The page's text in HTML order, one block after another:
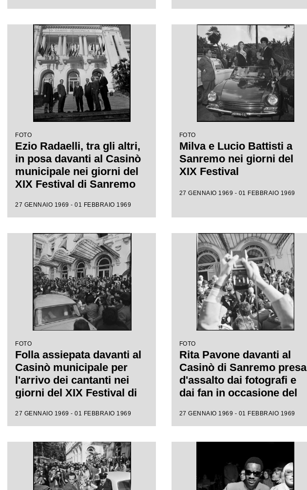
FOTO
Ezio Radaelli, tra gli altri,
in posa davanti al Casinò
municipale nei giorni del
XIX Festival di Sanremo
27 GENNAIO 1969 - 01 FEBBRAIO 1969
FOTO
Milva e Lucio Battisti a
Sanremo nei giorni del
XIX Festival
27 GENNAIO 1969 - 01 FEBBRAIO 1969
FOTO
Folla assiepata davanti al
Casinò municipale per
l'arrivo dei cantanti nei
giorni del XIX Festival di
27 GENNAIO 1969 - 01 FEBBRAIO 1969
FOTO
Rita Pavone davanti al
Casinò di Sanremo presa
d'assalto dai fotografi e
dai fan in occasione del
italiana
27 GENNAIO 1969 - 01 FEBBRAIO 1969